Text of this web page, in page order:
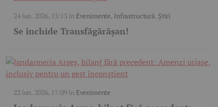
24 iun. 2026, 13:13în Evenimente, Infrastructură, Știri
Se închide Transfăgărășan!
22 iun. 2026, 17:09în Evenimente